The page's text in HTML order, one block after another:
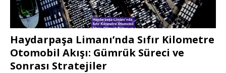
Haydarpaşa Limanı’nda Sıfır Kilometre
Otomobil Akışı: Gümrük Süreci ve
Sonrası Stratejiler